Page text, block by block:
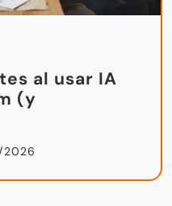
al usar IA
(y